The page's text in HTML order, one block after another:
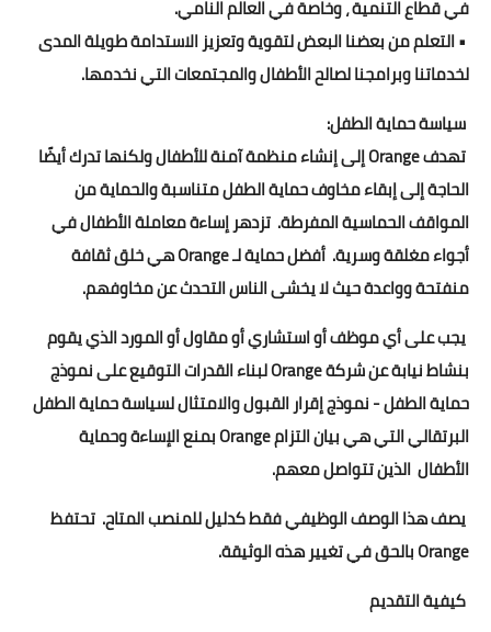
في قطاع التنمية ، وخاصة في العالم النامي.
• التعلم من بعضنا البعض لتقوية وتعزيز الاستدامة طويلة المدى
لخدماتنا وبرامجنا لصالح الأطفال والمجتمعات التي نخدمها.
سياسة حماية الطفل:
تهدف Orange إلى إنشاء منظمة آمنة للأطفال ولكنها تدرك أيضًا
الحاجة إلى إبقاء مخاوف حماية الطفل متناسبة والحماية من
المواقف الحماسية المفرطة. تزدهر إساءة معاملة الأطفال في
أجواء مغلقة وسرية. أفضل حماية لـ Orange هي خلق ثقافة
منفتحة وواعدة حيث لا يخشى الناس التحدث عن مخاوفهم.
يجب على أي موظف أو استشاري أو مقاول أو المورد الذي يقوم
بنشاط نيابة عن شركة Orange لبناء القدرات التوقيع على نموذج
حماية الطفل - نموذج إقرار القبول والامتثال لسياسة حماية الطفل
البرتقالي التي هي بيان التزام Orange بمنع الإساءة وحماية
الأطفال الذين تتواصل معهم.
يصف هذا الوصف الوظيفي فقط كدليل للمنصب المتاح. تحتفظ
Orange بالحق في تغيير هذه الوثيقة.
كيفية التقديم